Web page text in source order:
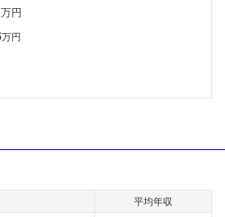
万円
万円
平均年収